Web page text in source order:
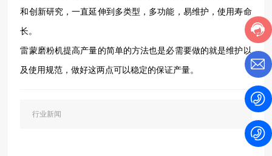
和创新研究，一直延伸到多类型，多功能，易维护，使用寿命
长。
雷蒙磨粉机提高产量的简单的方法也是必需要做的就是维护以
及使用规范，做好这两点可以稳定的保证产量。
行业新闻